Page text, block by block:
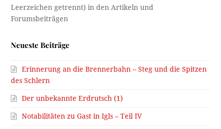
Neueste Beiträge
Erinnerung an die Brennerbahn – Steg und die Spitzen
des Schlern
Der unbekannte Erdrutsch (1)
Notabilitäten zu Gast in Igls – Teil IV